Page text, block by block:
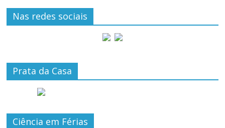
Nas redes sociais
Prata da Casa
Ciência em Férias